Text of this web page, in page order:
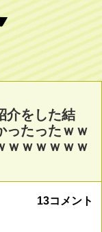
介をした結
たったｗｗ
ｗｗｗｗｗｗ
13コメント